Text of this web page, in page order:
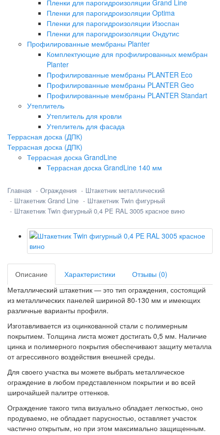
Пленки для парогидроизоляции Grand Line
Пленки для парогидроизоляции Optima
Пленки для парогидроизоляции Изоспан
Пленки для парогидроизоляции Ондутис
Профилированные мембраны Planter
Комплектующие для профилированных мембран
Planter
Профилированные мембраны PLANTER Eco
Профилированные мембраны PLANTER Geo
Профилированные мембраны PLANTER Standart
Утеплитель
Утеплитель для кровли
Утеплитель для фасада
Террасная доска (ДПК)
Террасная доска (ДПК)
Террасная доска GrandLine
Террасная доска GrandLine 140 мм
Главная Ограждения
Штакетник металлический
Штакетник Grand Line
Штакетник Twin фигурный
Штакетник Twin фигурный 0,4 PE RAL 3005 красное вино
Описание Характеристики
Отзывы (0)
Металлический штакетник — это тип ограждения, состоящий
из металлических панелей шириной 80-130 мм и имеющих
различные варианты профиля.
Изготавливается из оцинкованной стали с полимерным
покрытием. Толщина листа может достигать 0,5 мм. Наличие
цинка и полимерного покрытия обеспечивают защиту металла
от агрессивного воздействия внешней среды.
Для своего участка вы можете выбрать металлическое
ограждение в любом представленном покрытии и во всей
широчайшей палитре оттенков.
Ограждение такого типа визуально обладает легкостью, оно
продуваемо, не обладает парусностью, оставляет участок
частично открытым, но при этом максимально защищенным.